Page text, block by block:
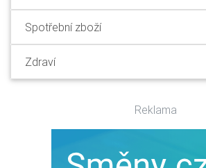
Spotřební zboží
Zdraví
Reklama